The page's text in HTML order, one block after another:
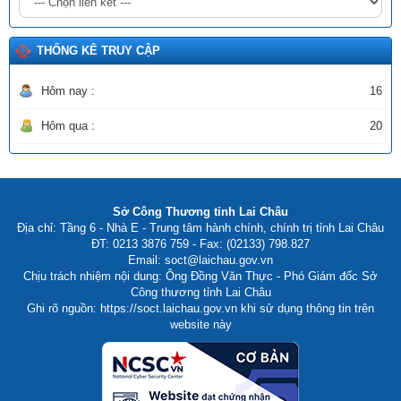
Ngày ban hành: (20/06/2026)
THỐNG KÊ TRUY CẬP
Hôm nay : 16
Hôm qua : 20
Sở Công Thương tỉnh Lai Châu
Địa chỉ: Tầng 6 - Nhà E - Trung tâm hành chính, chính trị tỉnh Lai Châu
ĐT: 0213 3876 759 - Fax: (02133) 798.827
Email: soct@laichau.gov.vn
Chịu trách nhiệm nội dung: Ông Đồng Văn Thực - Phó Giám đốc Sở
Công thương tỉnh Lai Châu
Ghi rõ nguồn: https://soct.laichau.gov.vn khi sử dụng thông tin trên
website này